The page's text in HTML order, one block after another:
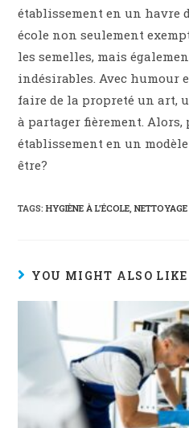
établissement en un havre
école non seulement
les semelles, mais
indésirables. Avec humour
faire de la propreté un art,
à partager fièrement.
établissement en un
être?
TAGS:HYGIÈNE À L'ÉCOLE
YOU MIGHT ALSO LIKE